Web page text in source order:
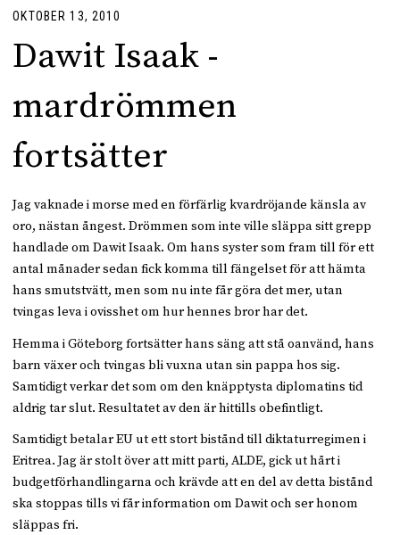
OKTOBER 13, 2010
Dawit Isaak -
mardrömmen
fortsätter
Jag vaknade i morse med en förfärlig kvardröjande känsla av
oro, nästan ångest. Drömmen som inte ville släppa sitt grepp
handlade om Dawit Isaak. Om hans syster som fram till för ett
antal månader sedan fick komma till fängelset för att hämta
hans smutstvätt, men som nu inte får göra det mer, utan
tvingas leva i ovisshet om hur hennes bror har det.
Hemma i Göteborg fortsätter hans säng att stå oanvänd, hans
barn växer och tvingas bli vuxna utan sin pappa hos sig.
Samtidigt verkar det som om den knäpptysta diplomatins tid
aldrig tar slut. Resultatet av den är hittills obefintligt.
Samtidigt betalar EU ut ett stort bistånd till diktaturregimen i
Eritrea. Jag är stolt över att mitt parti, ALDE, gick ut hårt i
budgetförhandlingarna och krävde att en del av detta bistånd
ska stoppas tills vi får information om Dawit och ser honom
släppas fri.